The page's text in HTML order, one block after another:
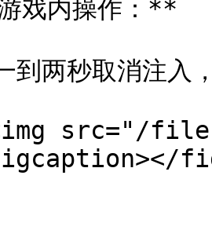
戏内操作：**
到两秒取消注入
src="/files/